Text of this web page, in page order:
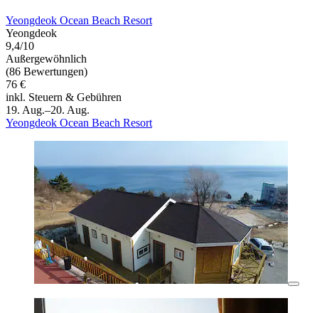
Yeongdeok Ocean Beach Resort
Yeongdeok
9,4/10
Außergewöhnlich
(86 Bewertungen)
76 €
inkl. Steuern & Gebühren
19. Aug.–20. Aug.
Yeongdeok Ocean Beach Resort